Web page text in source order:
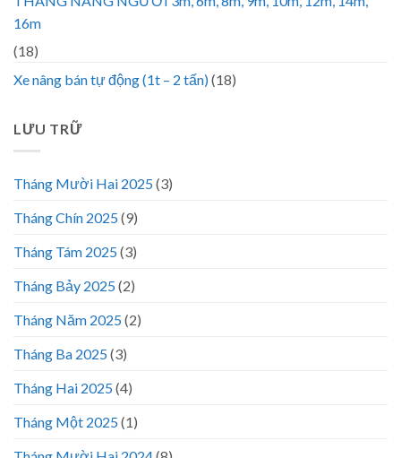
16m
(18)
Xe nâng bán tự động (1t – 2 tấn)(18)
LƯU TRỮ
Tháng Mười Hai 2025(3)
Tháng Chín 2025(9)
Tháng Tám 2025(3)
Tháng Bảy 2025(2)
Tháng Năm 2025(2)
Tháng Ba 2025(3)
Tháng Hai 2025(4)
Tháng Một 2025(1)